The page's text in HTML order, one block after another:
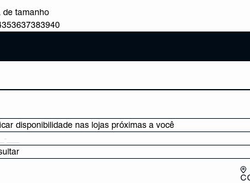
de tamanho
353637383940
disponibilidade nas lojas próximas a você